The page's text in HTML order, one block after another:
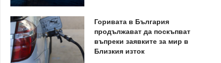
Горивата в България
продължават да поскъпват
въпреки заявките за мир в
Близкия изток